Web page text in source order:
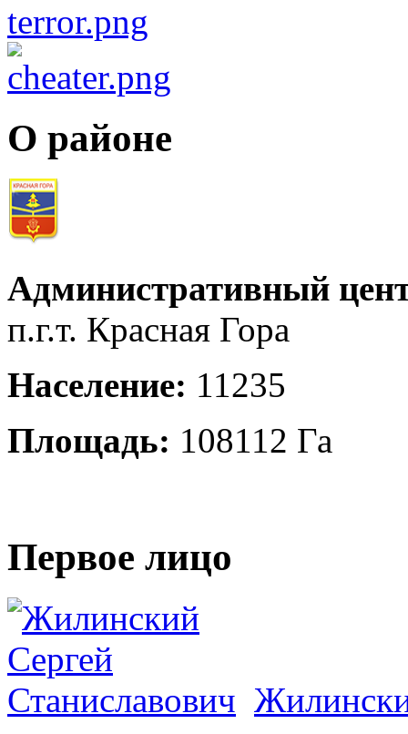
О районе
Административный
п.г.т. Красная Гора
Население: 11235
Площадь: 108112 Га
Первое лицо